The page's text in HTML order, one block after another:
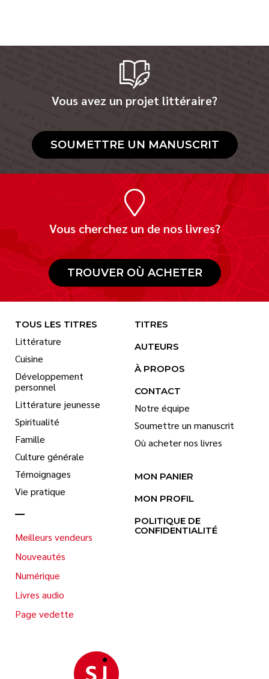
Vous avez un projet littéraire?
SOUMETTRE UN MANUSCRIT
Vous cherchez un de nos livres?
TROUVER OÙ ACHETER
TOUS LES TITRES
Littérature
Cuisine
Développement
personnel
Littérature jeunesse
Spiritualité
Famille
Culture générale
Témoignages
Vie pratique
Meilleurs vendeurs
Nouveautés
Numérique
Livres audio
Page vedette
TITRES
AUTEURS
À PROPOS
CONTACT
Notre équipe
Soumettre un manuscrit
Où acheter nos livres
MON PANIER
MON PROFIL
POLITIQUE DE
CONFIDENTIALITÉ